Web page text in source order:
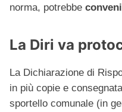
norma, potrebbe
La Diri va
La Dichiarazione di
in più copie e
sportello comunale (in